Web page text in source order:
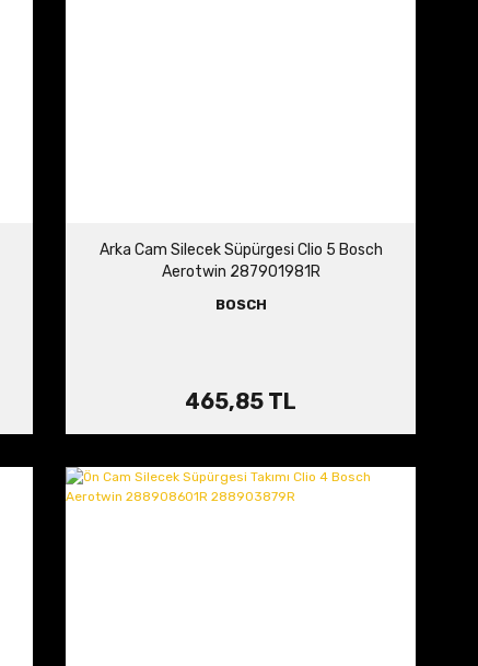
Arka Cam Silecek Süpürgesi Clio 5 Bosch
Aerotwin 287901981R
BOSCH
465,85 TL